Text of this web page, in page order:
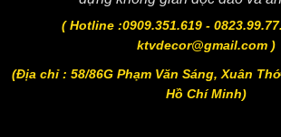
( Hotline :0909.351.619 -
ktvdecor@gmail.com )
(Địa chỉ : 58/86G Phạm Văn Sáng, Xuân
Hồ Chí Minh)